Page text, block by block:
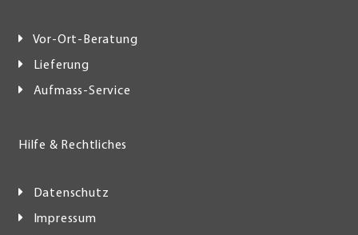
Vor-Ort-Beratung
Lieferung
Aufmass-Service
Hilfe & Rechtliches
Datenschutz
Impressum